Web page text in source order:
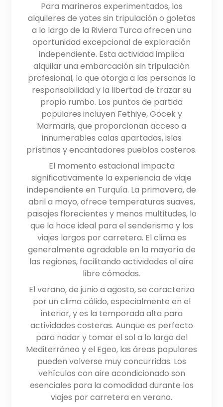
Para marineros experimentados, los
alquileres de yates sin tripulación o goletas
a lo largo de la Riviera Turca ofrecen una
oportunidad excepcional de exploración
independiente. Esta actividad implica
alquilar una embarcación sin tripulación
profesional, lo que otorga a las personas la
responsabilidad y la libertad de trazar su
propio rumbo. Los puntos de partida
populares incluyen Fethiye, Göcek y
Marmaris, que proporcionan acceso a
innumerables calas apartadas, islas
prístinas y encantadores pueblos costeros.
El momento estacional impacta
significativamente la experiencia de viaje
independiente en Turquía. La primavera, de
abril a mayo, ofrece temperaturas suaves,
paisajes florecientes y menos multitudes, lo
que la hace ideal para el senderismo y los
viajes largos por carretera. El clima es
generalmente agradable en la mayoría de
las regiones, facilitando actividades al aire
libre cómodas.
El verano, de junio a agosto, se caracteriza
por un clima cálido, especialmente en el
interior, y es la temporada alta para
actividades costeras. Aunque es perfecto
para nadar y tomar el sol a lo largo del
Mediterráneo y el Egeo, las áreas populares
pueden volverse muy concurridas. Los
vehículos con aire acondicionado son
esenciales para la comodidad durante los
viajes por carretera en verano.